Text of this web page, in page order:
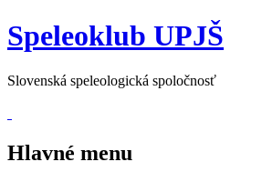
Speleoklub UPJŠ
Slovenská speleologická spoločnosť
Hlavné menu